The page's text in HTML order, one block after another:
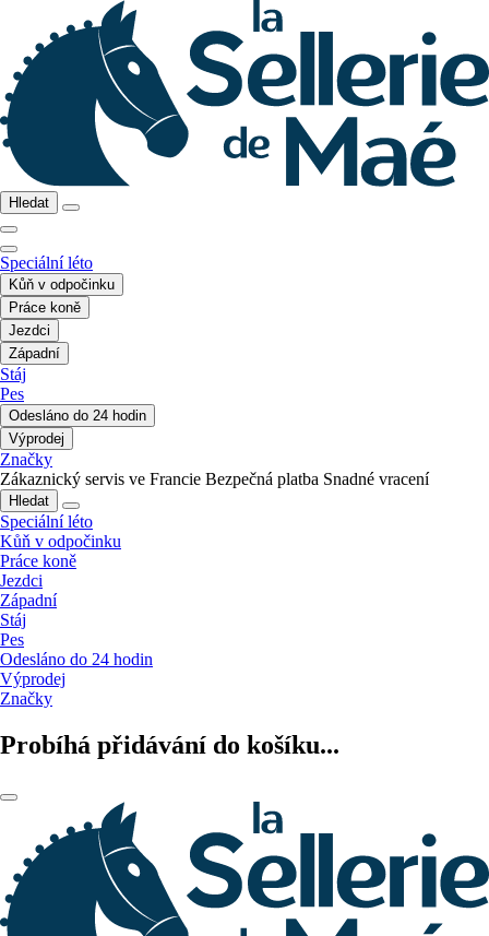
Hledat
Speciální léto
Kůň v odpočinku
Práce koně
Jezdci
Západní
Stáj
Pes
Odesláno do 24 hodin
Výprodej
Značky
Zákaznický servis ve Francie Bezpečná platba Snadné vracení
Hledat
Speciální léto
Kůň v odpočinku
Práce koně
Jezdci
Západní
Stáj
Pes
Odesláno do 24 hodin
Výprodej
Značky
Probíhá přidávání do košíku...